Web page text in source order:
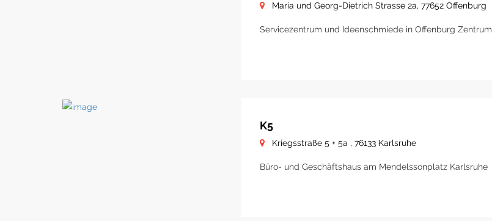
Maria und Georg-Dietrich Strasse 2a, 77652 Offenburg
Servicezentrum und Ideenschmiede in Offenburg Zentrum
K5
Kriegsstraße 5 + 5a , 76133 Karlsruhe
Büro- und Geschäftshaus am Mendelssonplatz Karlsruhe